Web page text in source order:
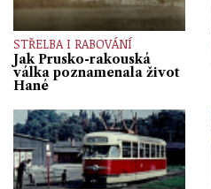
STŘELBA I RABOVÁNÍ
Jak Prusko-rakouská
válka poznamenala život
Hané